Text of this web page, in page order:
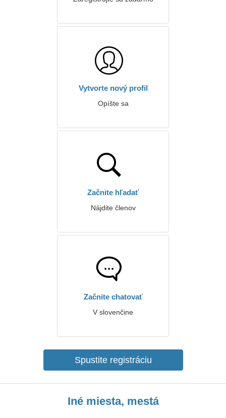
Vytvorte nový profil
Opíšte sa
Začnite hľadať
Nájdite členov
Začnite chatovať
V slovenčine
Spustite registráciu
Iné miesta, mestá